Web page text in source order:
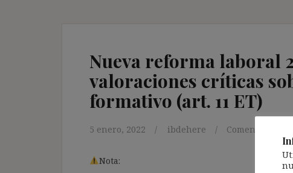
Nueva reforma laboral
valoraciones críticas
formativo (art. 11 ET)
5 enero, 2022 ibdehere Comentarios
Nota: